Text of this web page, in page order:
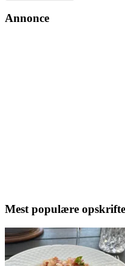
Annonce
Mest populære